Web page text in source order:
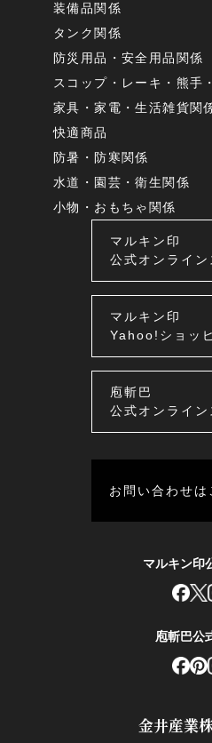
金井産業
装備品関係
タンク関係
防災用品・安全用品関係
スコップ・レーキ・熊手
家具・家電・生活雑貨関
快適商品
防暑・防寒関係
水道・園芸・衛生関係
小物・おもちゃ関係
マルキン印
公式オンライン
マルキン印
Yahoo!ショッ
庖斬巴
公式オンライン
お問い合わせは
マルキン印
庖斬巴公